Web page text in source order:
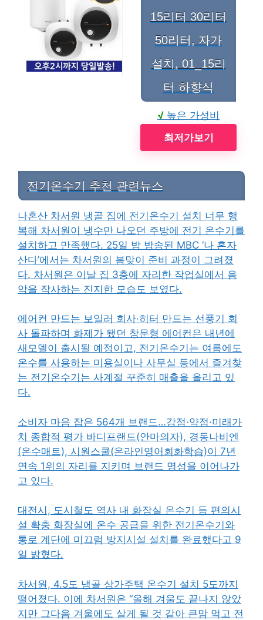
15리터 30리터
50리터, 자가
설치, 01_15리
터 하향식
√ 높은 가성비
최저가보기
전기온수기 추천 관련뉴스
나혼산 차서원 냉골 집에 전기온수기 설치 너무 행
복해 차서원이 냉수만 나오던 주방에 전기 온수기를
설치하고 만족했다. 25일 밤 방송된 MBC ‘나 혼자
산다’에서는 차서원의 봄맞이 준비 과정이 그려졌
다. 차서원은 이날 집 3층에 자리한 작업실에서 음
악을 작사하는 진지한 모습도 보였다.
에어컨 만드는 보일러 회사·히터 만드는 선풍기 회
사 돌파하며 화제가 됐던 창문형 에어컨은 내년에
새모델이 출시될 예정이고, 전기온수기는 여름에도
온수를 사용하는 미용실이나 사무실 등에서 즐겨찾
는 전기온수기는 사계절 꾸준히 매출을 올리고 있
다.
소비자 마음 잡은 564개 브랜드…강점·약점·미래가
치 종합적 평가 바디프랜드(안마의자), 경동나비엔
(온수매트), 시원스쿨(온라인영어회화학습)이 7년
연속 1위의 자리를 지키며 브랜드 명성을 이어나가
고 있다.
대전시, 도시철도 역사 내 화장실 온수기 등 편의시
설 확충 화장실에 온수 공급을 위한 전기온수기와
통로 계단에 미끄럼 방지시설 설치를 완료했다고 9
일 밝혔다.
차서원, 4.5도 냉골 상가주택 온수기 설치 5도까지
떨어졌다. 이에 차서원은 “올해 겨울도 끝나지 않았
지만 그다음 겨울에도 살게 될 것 같아 큰맘 먹고 전